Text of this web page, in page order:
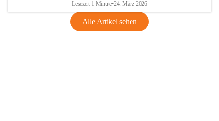
Lesezeit 1 Minute•24. März 2026
Alle Artikel sehen